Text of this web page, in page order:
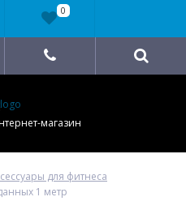
магазин
для фитнеса
1 метр
0